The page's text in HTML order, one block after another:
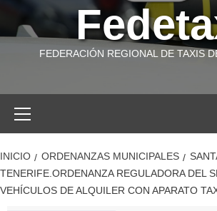
FEDERACIÓN REGIONAL DE TAXIS
INICIO ORDENANZAS MUNICIPALES
TENERIFE.ORDENANZA REGULADORA DEL
VEHÍCULOS DE ALQUILER CON APARATO